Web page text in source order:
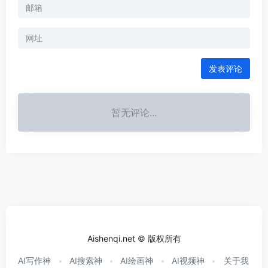
发表评论
暂无评论...
Aishenqi.net © 版权所有
AI写作神 AI搜索神 AI绘画神 AI视频神 关于我